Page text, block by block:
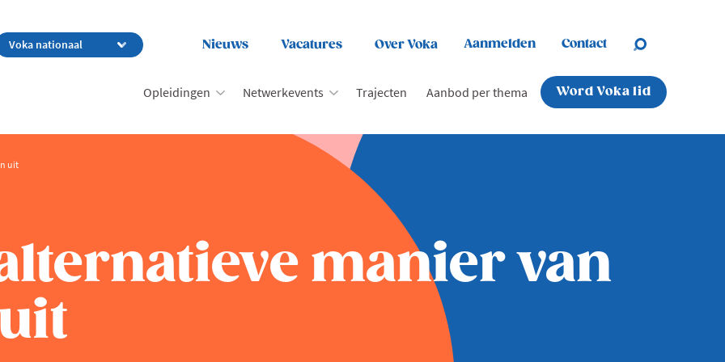
Nieuws Vacatures Over Voka Aanmelden Contact
Opleidingen Netwerkevents Trajecten Aanbod per thema Word Voka lid
uit
manier van